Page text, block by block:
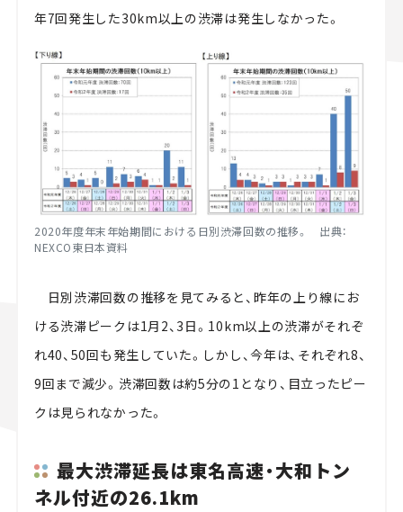
年7回発生した30km以上の渋滞は発生しなかった。
2020年度年末年始期間における日別渋滞回数の推移。 出典：
NEXCO東日本資料
日別渋滞回数の推移を見てみると、昨年の上り線にお
ける渋滞ピークは1月2、3日。10km以上の渋滞がそれぞ
れ40、50回も発生していた。しかし、今年は、それぞれ8、
9回まで減少。渋滞回数は約5分の1となり、目立ったピー
クは見られなかった。
最大渋滞延長は東名高速・大和トン
ネル付近の26.1km